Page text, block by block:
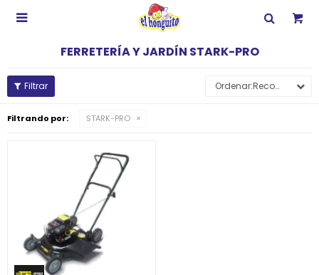

FERRETERÍA Y JARDÍN STARK-PRO
Recomendados
Filtrando por: STARK-PRO